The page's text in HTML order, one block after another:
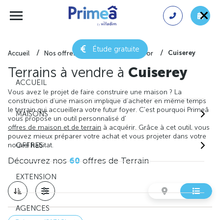
Étude gratuite
ACCUEIL
MAISONS
OFFRES
EXTENSION
AGENCES
Accueil Nos offres de terrain Côte-d'or Cuiserey
Terrains à vendre à Cuiserey
Vous avez le projet de faire construire une maison ? La
construction d'une maison implique d'acheter en même temps
le terrain qui accueillera votre futur foyer. C'est pourquoi Primeâ
vous propose un outil personnalisé d'
offres de maison et de terrain à acquérir. Grâce à cet outil, vous
pouvez mieux préparer votre achat et vous projeter dans votre
nouvel habitat.
Découvrez nos60offres de Terrain